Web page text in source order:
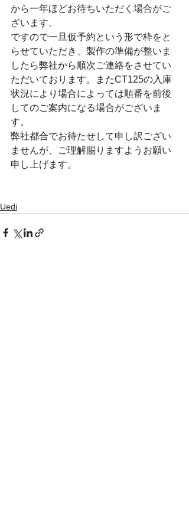
から一年ほどお待ちいただく場合がご
ざいます。
ですので一旦仮予約という形で枠をと
らせていただき、製作の準備が整いま
したら弊社から順次ご連絡をさせてい
ただいております。またCT125の入庫
状況により場合によっては順番を前後
してのご案内になる場合がございま
す。
弊社都合でお待たせして申し訳ござい
ませんが、ご理解賜りますようお願い
申し上げます。
Uedi